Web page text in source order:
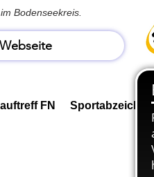
Bodenseekreis.
FN Sportabzeichen